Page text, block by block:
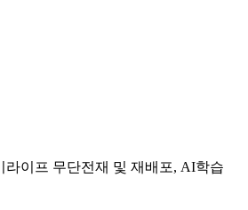
이프 무단전재 및 재배포, AI학습